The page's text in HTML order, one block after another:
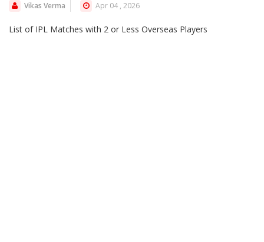
Vikas Verma Apr 04 , 2026
List of IPL Matches with 2 or Less Overseas Players